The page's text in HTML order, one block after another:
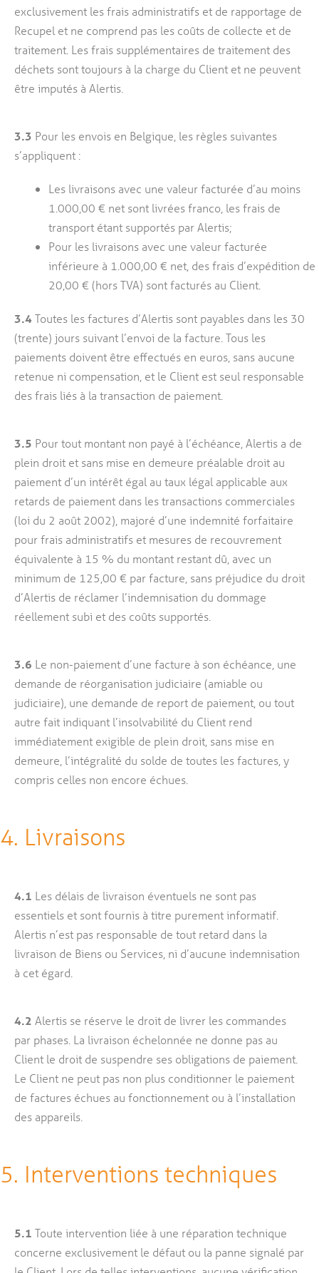
exclusivement les frais administratifs et de rapportage de
Recupel et ne comprend pas les coûts de collecte et de
traitement. Les frais supplémentaires de traitement des
déchets sont toujours à la charge du Client et ne peuvent
être imputés à Alertis.
3.3 Pour les envois en Belgique, les règles suivantes
s’appliquent :
Les livraisons avec une valeur facturée d’au moins
1.000,00 € net sont livrées franco, les frais de
transport étant supportés par Alertis;
Pour les livraisons avec une valeur facturée
inférieure à 1.000,00 € net, des frais d’expédition de
20,00 € (hors TVA) sont facturés au Client.
3.4Toutes les factures d’Alertis sont payables dans les 30
(trente) jours suivant l’envoi de la facture. Tous les
paiements doivent être effectués en euros, sans aucune
retenue ni compensation, et le Client est seul responsable
des frais liés à la transaction de paiement.
3.5 Pour tout montant non payé à l’échéance, Alertis a de
plein droit et sans mise en demeure préalable droit au
paiement d’un intérêt égal au taux légal applicable aux
retards de paiement dans les transactions commerciales
(loi du 2 août 2002), majoré d’une indemnité forfaitaire
pour frais administratifs et mesures de recouvrement
équivalente à 15 % du montant restant dû, avec un
minimum de 125,00 € par facture, sans préjudice du droit
d’Alertis de réclamer l’indemnisation du dommage
réellement subi et des coûts supportés.
3.6 Le non-paiement d’une facture à son échéance, une
demande de réorganisation judiciaire (amiable ou
judiciaire), une demande de report de paiement, ou tout
autre fait indiquant l’insolvabilité du Client rend
immédiatement exigible de plein droit, sans mise en
demeure, l’intégralité du solde de toutes les factures, y
compris celles non encore échues.
4. Livraisons
4.1 Les délais de livraison éventuels ne sont pas
essentiels et sont fournis à titre purement informatif.
Alertis n’est pas responsable de tout retard dans la
livraison de Biens ou Services, ni d’aucune indemnisation
à cet égard.
4.2 Alertis se réserve le droit de livrer les commandes
par phases. La livraison échelonnée ne donne pas au
Client le droit de suspendre ses obligations de paiement.
Le Client ne peut pas non plus conditionner le paiement
de factures échues au fonctionnement ou à l’installation
des appareils.
5. Interventions techniques
5.1 Toute intervention liée à une réparation technique
concerne exclusivement le défaut ou la panne signalé par